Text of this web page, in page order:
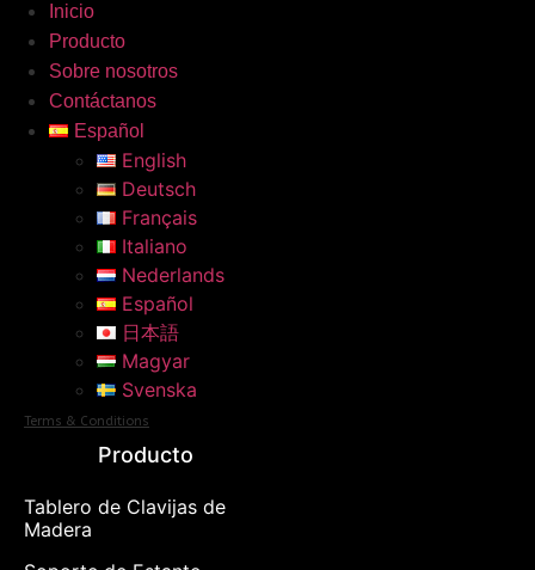
Inicio
Producto
Sobre nosotros
Contáctanos
Español
English
Deutsch
Français
Italiano
Nederlands
Español
日本語
Magyar
Svenska
Terms & Conditions
Producto
Tablero de Clavijas de
Madera